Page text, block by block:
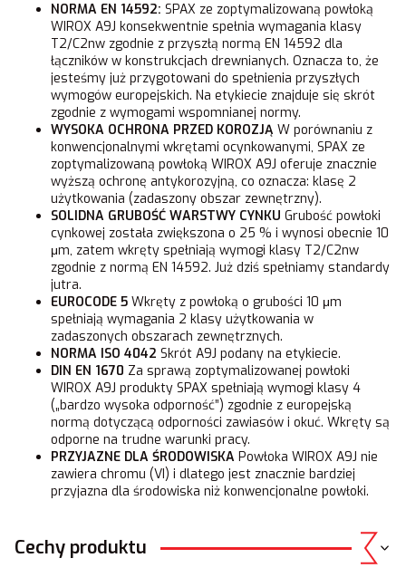
NORMA EN 14592: SPAX ze zoptymalizowaną powłoką
WIROX A9J konsekwentnie spełnia wymagania klasy
T2/C2nw zgodnie z przyszłą normą EN 14592 dla
łączników w konstrukcjach drewnianych. Oznacza to, że
jesteśmy już przygotowani do spełnienia przyszłych
wymogów europejskich. Na etykiecie znajduje się skrót
zgodnie z wymogami wspomnianej normy.
WYSOKA OCHRONA PRZED KOROZJĄ W porównaniu z
konwencjonalnymi wkrętami ocynkowanymi, SPAX ze
zoptymalizowaną powłoką WIROX A9J oferuje znacznie
wyższą ochronę antykorozyjną, co oznacza: klasę 2
użytkowania (zadaszony obszar zewnętrzny).
SOLIDNA GRUBOŚĆ WARSTWY CYNKU Grubość powłoki
cynkowej została zwiększona o 25 % i wynosi obecnie 10
μm, zatem wkręty spełniają wymogi klasy T2/C2nw
zgodnie z normą EN 14592. Już dziś spełniamy standardy
jutra.
EUROCODE 5 Wkręty z powłoką o grubości 10 μm
spełniają wymagania 2 klasy użytkowania w
zadaszonych obszarach zewnętrznych.
NORMA ISO 4042 Skrót A9J podany na etykiecie.
DIN EN 1670 Za sprawą zoptymalizowanej powłoki
WIROX A9J produkty SPAX spełniają wymogi klasy 4
(„bardzo wysoka odporność”) zgodnie z europejską
normą dotyczącą odporności zawiasów i okuć. Wkręty są
odporne na trudne warunki pracy.
PRZYJAZNE DLA ŚRODOWISKA Powłoka WIROX A9J nie
zawiera chromu (VI) i dlatego jest znacznie bardziej
przyjazna dla środowiska niż konwencjonalne powłoki.
Cechy produktu